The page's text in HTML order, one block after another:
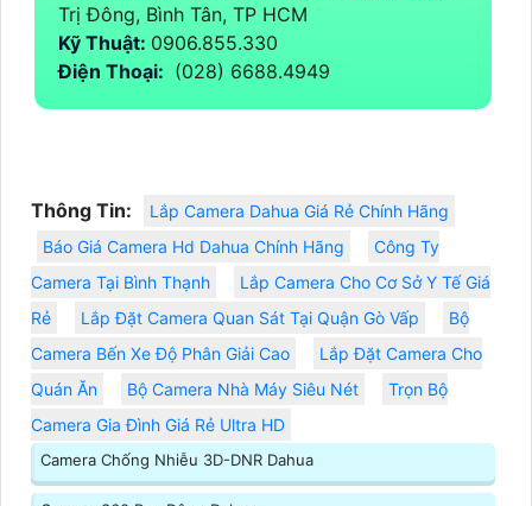
Trị Đông, Bình Tân, TP HCM
Kỹ Thuật: 0906.855.330
Điện Thoại: (028) 6688.4949
Thông Tin:
Lắp Camera Dahua Giá Rẻ Chính Hãng
Báo Giá Camera Hd Dahua Chính Hãng
Công Ty
Camera Tại Bình Thạnh
Lắp Camera Cho Cơ Sở Y Tế Giá
Rẻ
Lắp Đặt Camera Quan Sát Tại Quận Gò Vấp
Bộ
Camera Bến Xe Độ Phân Giải Cao
Lắp Đặt Camera Cho
Quán Ăn
Bộ Camera Nhà Máy Siêu Nét
Trọn Bộ
Camera Gia Đình Giá Rẻ Ultra HD
Camera Chống Nhiễu 3D-DNR Dahua